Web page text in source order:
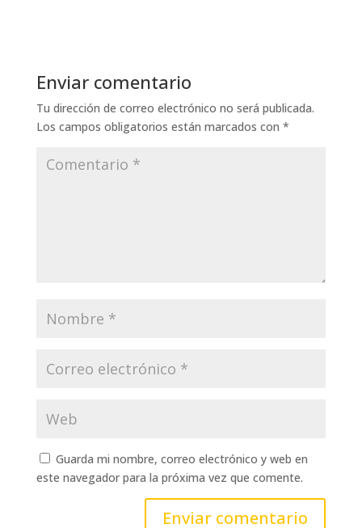
Enviar comentario
Tu dirección de correo electrónico no será publicada.
Los campos obligatorios están marcados con *
Guarda mi nombre, correo electrónico y web en
este navegador para la próxima vez que comente.